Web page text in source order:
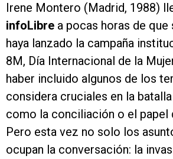
Irene Montero (Madrid, 1988)
infoLibre a pocas horas de
haya lanzado la campaña
8M, Día Internacional de la
haber incluido algunos de los
considera cruciales en la
como la conciliación o el papel
Pero esta vez no solo los
ocupan la conversación: la